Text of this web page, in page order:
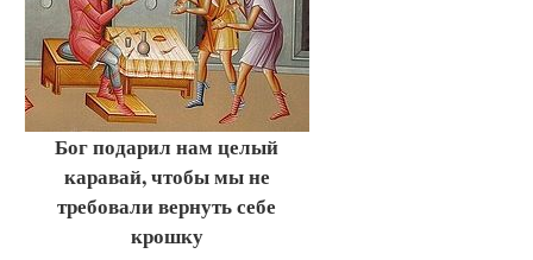
Бог подарил нам целый
каравай, чтобы мы не
требовали вернуть себе
крошку